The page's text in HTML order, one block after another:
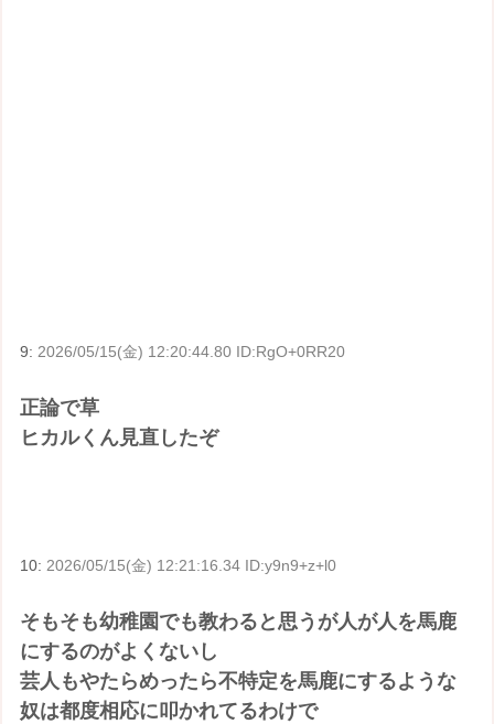
9: 2026/05/15(金) 12:20:44.80 ID:RgO+0RR20
正論で草
ヒカルくん見直したぞ
10: 2026/05/15(金) 12:21:16.34 ID:y9n9+z+l0
そもそも幼稚園でも教わると思うが人が人を馬鹿
にするのがよくないし
芸人もやたらめったら不特定を馬鹿にするような
奴は都度相応に叩かれてるわけで